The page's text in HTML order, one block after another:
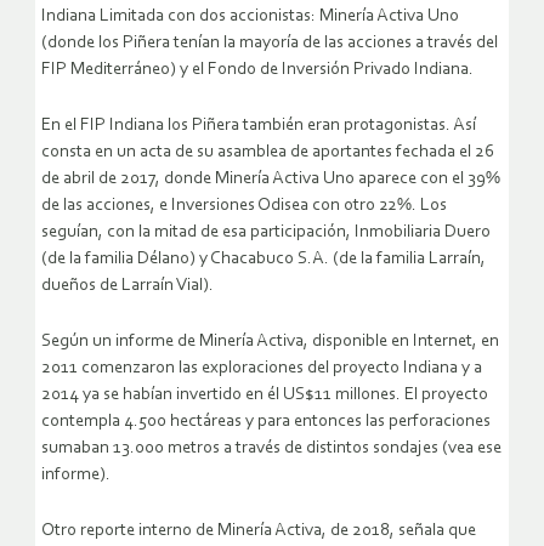
Indiana Limitada con dos accionistas: Minería Activa Uno
(donde los Piñera tenían la mayoría de las acciones a través del
FIP Mediterráneo) y el Fondo de Inversión Privado Indiana.
En el FIP Indiana los Piñera también eran protagonistas. Así
consta en un acta de su asamblea de aportantes fechada el 26
de abril de 2017, donde Minería Activa Uno aparece con el 39%
de las acciones, e Inversiones Odisea con otro 22%. Los
seguían, con la mitad de esa participación, Inmobiliaria Duero
(de la familia Délano) y Chacabuco S.A. (de la familia Larraín,
dueños de Larraín Vial).
Según un informe de Minería Activa, disponible en Internet, en
2011 comenzaron las exploraciones del proyecto Indiana y a
2014 ya se habían invertido en él US$11 millones. El proyecto
contempla 4.500 hectáreas y para entonces las perforaciones
sumaban 13.000 metros a través de distintos sondajes (vea ese
informe).
Otro reporte interno de Minería Activa, de 2018, señala que